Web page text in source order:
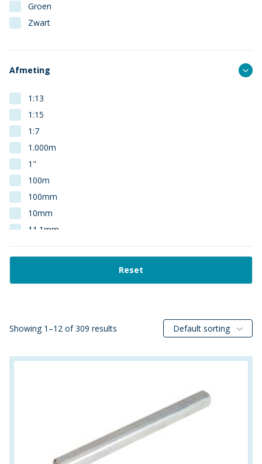
Groen
Zwart
Afmeting
1:13
1:15
1:7
1.000m
1"
100m
100mm
10mm
11.1mm
12mm
140/8
14mm
Reset
Showing 1–12 of 309 results Default sorting